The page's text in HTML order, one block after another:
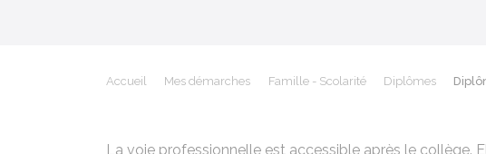
Accueil Mes démarches Famille - Scolarité Diplômes
La voie professionnelle est accessible après le collège.